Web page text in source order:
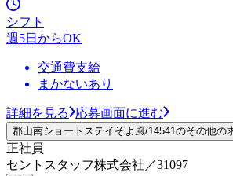
シフト
週5日からOK
交通費支給
まかないあり
詳細を見る 応募画面に進む
郡山南ショートステイそよ風/14541のその他の
正社員
セントスタッフ株式会社／31097